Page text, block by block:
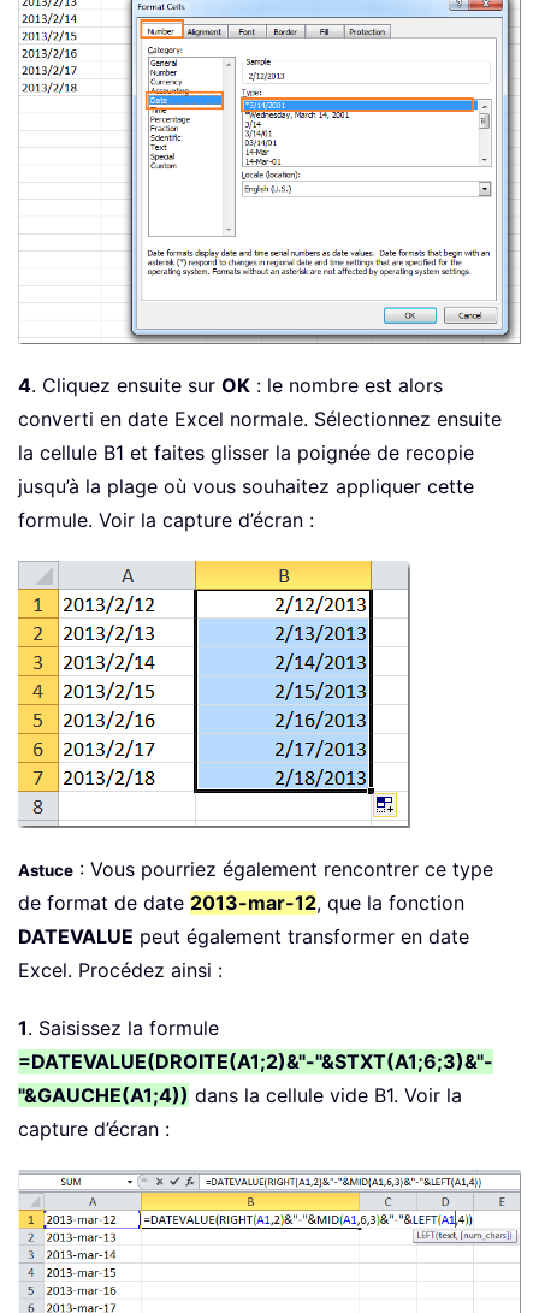
4. Cliquez ensuite sur OK : le nombre est alors
converti en date Excel normale. Sélectionnez ensuite
la cellule B1 et faites glisser la poignée de recopie
jusqu’à la plage où vous souhaitez appliquer cette
formule. Voir la capture d’écran :
Astuce : Vous pourriez également rencontrer ce type
de format de date 2013-mar-12, que la fonction
DATEVALUE peut également transformer en date
Excel. Procédez ainsi :
1. Saisissez la formule
=DATEVALUE(DROITE(A1;2)&"-"&STXT(A1;6;3)&"-
"&GAUCHE(A1;4)) dans la cellule vide B1. Voir la
capture d’écran :